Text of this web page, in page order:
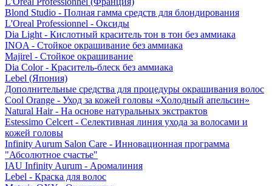
Blond Studio - Полная гамма средств для блондирования
L'Oreal Professionnel - Оксиды
Dia Light - Кислотный краситель тон в тон без аммиака
INOA - Стойкое окрашивание без аммиака
Majirel - Стойкое окрашивание
Dia Color - Краситель-блеск без аммиака
Lebel (Япония)
Дополнительные средства для процедуры окрашивания волос
Cool Orange - Уход за кожей головы «Холодный апельсин»
Natural Hair - На основе натуральных экстрактов
Estessimo Celcert - Селективная линия ухода за волосами и
кожей головы
Infinity Aurum Salon Care - Инновационная программа
"Абсолютное счастье"
IAU Infinity Aurum - Аромалиния
Lebel - Краска для волос